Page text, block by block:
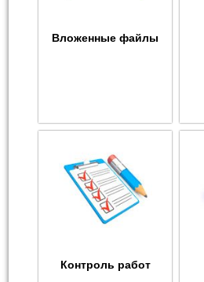
Вложенные файлы
Контроль работ